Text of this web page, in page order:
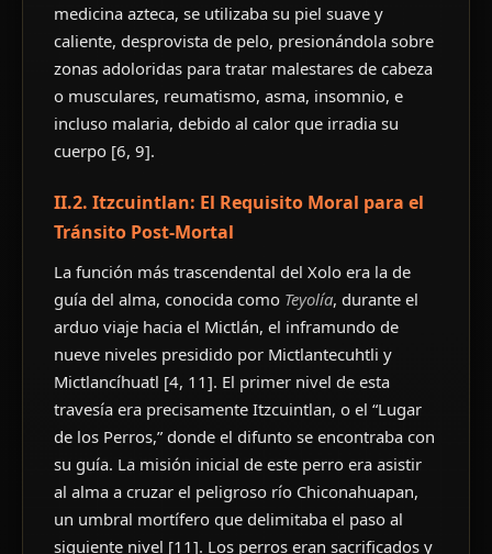
medicina azteca, se utilizaba su piel suave y
caliente, desprovista de pelo, presionándola sobre
zonas adoloridas para tratar malestares de cabeza
o musculares, reumatismo, asma, insomnio, e
incluso malaria, debido al calor que irradia su
cuerpo [6, 9].
II.2. Itzcuintlan: El Requisito Moral para el
Tránsito Post-Mortal
La función más trascendental del Xolo era la de
guía del alma, conocida como Teyolía, durante el
arduo viaje hacia el Mictlán, el inframundo de
nueve niveles presidido por Mictlantecuhtli y
Mictlancíhuatl [4, 11]. El primer nivel de esta
travesía era precisamente Itzcuintlan, o el “Lugar
de los Perros,” donde el difunto se encontraba con
su guía. La misión inicial de este perro era asistir
al alma a cruzar el peligroso río Chiconahuapan,
un umbral mortífero que delimitaba el paso al
siguiente nivel [11]. Los perros eran sacrificados y